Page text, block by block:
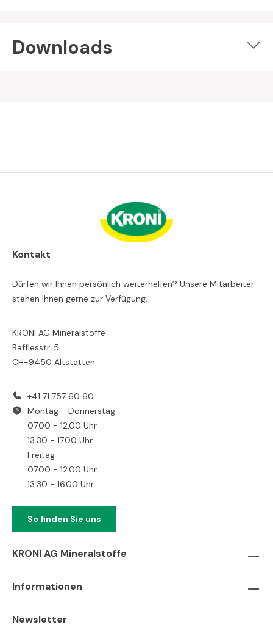
Downloads
Kontakt
Dürfen wir Ihnen persönlich weiterhelfen? Unsere Mitarbeiter
stehen Ihnen gerne zur Verfügung.
KRONI AG Mineralstoffe
Bafflesstr. 5
CH-9450 Altstätten
+41 71 757 60 60
Montag - Donnerstag
07.00 - 12.00 Uhr
13.30 - 17.00 Uhr
Freitag
07.00 - 12.00 Uhr
13.30 - 16.00 Uhr
So finden Sie uns
KRONI AG Mineralstoffe
Informationen
Newsletter